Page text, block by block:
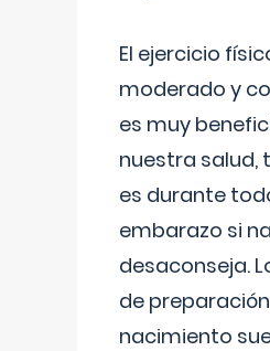
El ejercicio
moderado y
es muy
nuestra salud,
es durante
embarazo si
desaconseja.
de
nacimiento